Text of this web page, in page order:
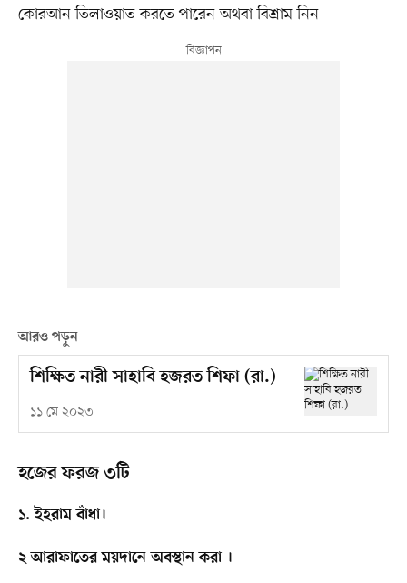
কোরআন তিলাওয়াত করতে পারেন অথবা বিশ্রাম নিন।
আরও পড়ুন
শিক্ষিত নারী সাহাবি হজরত শিফা (রা.)
১১ মে ২০২৩
হজের ফরজ ৩টি
১. ইহরাম বাঁধা।
২ আরাফাতের ময়দানে অবস্থান করা ।